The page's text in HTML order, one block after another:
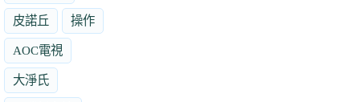
皮諾丘 操作
AOC電視
大淨氏